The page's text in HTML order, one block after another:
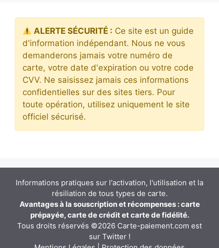
ALERTE SÉCURITÉ : Ce site est un guide
d'information indépendant. Nous ne vous
demanderons jamais votre numéro de
carte, votre date d'expiration ou votre code
CVV. Ne saisissez jamais ces informations
confidentielles sur des sites tiers. Pour
toute opération, utilisez uniquement le site
officiel sécurisé.
Informations pratiques sur l'activation, l'utilisation et la
résiliation de tous types de carte.
Avantages à la souscription et récompenses : carte
prépayée, carte de crédit et carte de fidélité.
Tous droits réservés ©2026 Carte-paiement.com est
sur Twitter!